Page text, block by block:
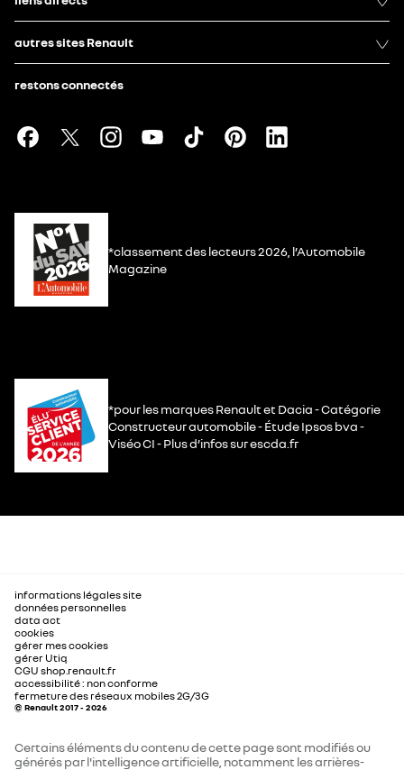
autres sites Renault
restons connectés
*classement des lecteurs 2026, l’Automobile
Magazine
*pour les marques Renault et Dacia - Catégorie
Constructeur automobile - Étude Ipsos bva -
Viséo CI - Plus d’infos sur escda.fr
informations légales site
données personnelles
data act
cookies
gérer mes cookies
gérer Utiq
CGU shop.renault.fr
accessibilité : non conforme
fermeture des réseaux mobiles 2G/3G
© Renault 2017 - 2026
Certains éléments du contenu de cette page sont modifiés ou
générés par l'intelligence artificielle, notamment les arrières-